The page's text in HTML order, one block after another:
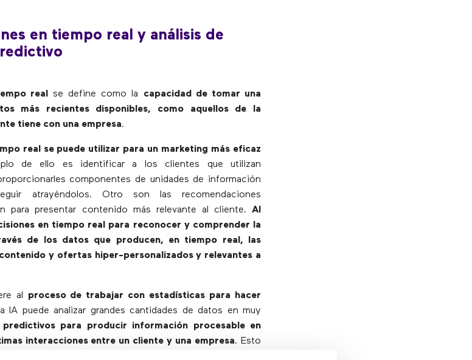
en tiempo real y análisis de
real se define como la capacidad de tomar una
más recientes disponibles, como aquellos de la
tiene con una empresa.
real se puede utilizar para un marketing más eficaz
de ello es identificar a los clientes que utilizan
componentes de unidades de información
atrayéndolos. Otro son las recomendaciones
para presentar contenido más relevante al cliente. Al
en tiempo real para reconocer y comprender la
de los datos que producen, en tiempo real, las
y ofertas hiper-personalizados y relevantes a
al proceso de trabajar con estadísticas para hacer
IA puede analizar grandes cantidades de datos en muy
predictivos para producir información procesable en
interacciones entre un cliente y una empresa. Esto